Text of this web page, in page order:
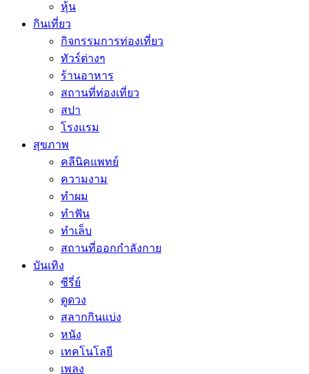
หุ้น
กินเที่ยว
กิจกรรมการท่องเที่ยว
ทัวร์ต่างๆ
ร้านอาหาร
สถานที่ท่องเที่ยว
สปา
โรงแรม
สุขภาพ
คลีนิคแพทย์
ความงาม
ทำผม
ทำฟัน
ทำเล็บ
สถานที่ออกกำลังกาย
บันเทิง
ซีรี่ย์
ดูดวง
สลากกินแบ่ง
หนัง
เทคโนโลยี
เพลง